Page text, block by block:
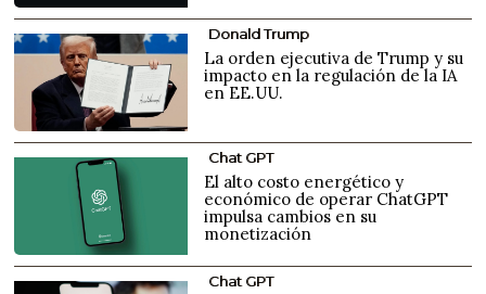
Donald Trump
La orden ejecutiva de Trump y su
impacto en la regulación de la IA
en EE.UU.
Chat GPT
El alto costo energético y
económico de operar ChatGPT
impulsa cambios en su
monetización
Chat GPT